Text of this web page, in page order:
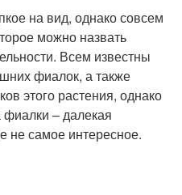
на вид, однако совсем
можно назвать
Всем известны
фиалок, а также
этого растения, однако
фиалки – далекая
не самое интересное.